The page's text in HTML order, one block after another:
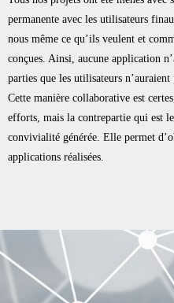
permanente avec les utilisateurs
nous même ce qu’ils veulent et
conçues. Ainsi, aucune application
parties que les utilisateurs n’auraient
Cette manière collaborative est
efforts, mais la contrepartie qui est
convivialité générée. Elle permet
applications réalisées.